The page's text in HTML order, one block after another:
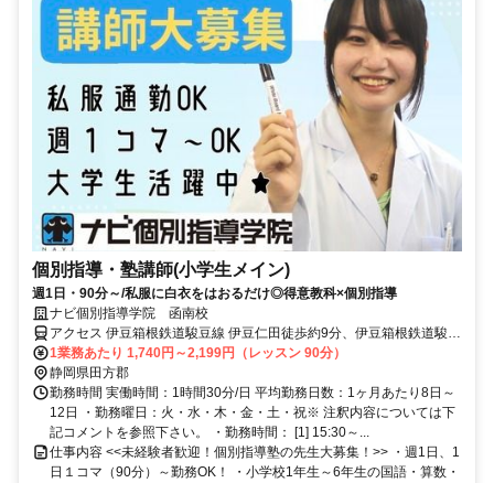
個別指導・塾講師(小学生メイン)
週1日・90分～/私服に白衣をはおるだけ◎得意教科×個別指導
ナビ個別指導学院 函南校
アクセス 伊豆箱根鉄道駿豆線 伊豆仁田徒歩約9分、伊豆箱根鉄道駿豆
線 大場徒歩約15分、伊豆箱根鉄道駿豆線 原木徒歩約31分 伊豆仁田駅
より徒歩9分
1業務あたり 1,740円～2,199円（レッスン 90分）
静岡県田方郡
勤務時間 実働時間：1時間30分/日 平均勤務日数：1ヶ月あたり8日～
12日 ・勤務曜日：火・水・木・金・土・祝※ 注釈内容については下
記コメントを参照下さい。 ・勤務時間： [1] 15:30～...
仕事内容 <<未経験者歓迎！個別指導塾の先生大募集！>> ・週1日、1
日１コマ（90分）～勤務OK！ ・小学校1年生～6年生の国語・算数・